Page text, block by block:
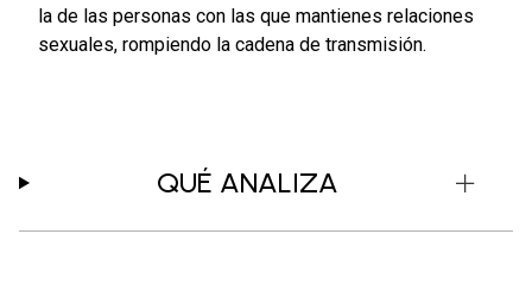
la de las personas con las que mantienes relaciones
sexuales, rompiendo la cadena de transmisión.
QUÉ ANALIZA